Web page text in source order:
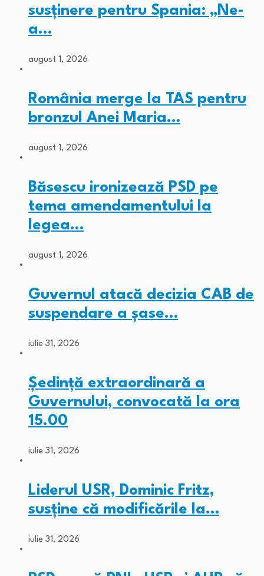
susținere pentru Spania: „Ne-
a…
august 1, 2026
România merge la TAS pentru
bronzul Anei Maria…
august 1, 2026
Băsescu ironizează PSD pe
tema amendamentului la
legea…
august 1, 2026
Guvernul atacă decizia CAB de
suspendare a șase…
iulie 31, 2026
Ședință extraordinară a
Guvernului, convocată la ora
15.00
iulie 31, 2026
Liderul USR, Dominic Fritz,
susține că modificările la…
iulie 31, 2026